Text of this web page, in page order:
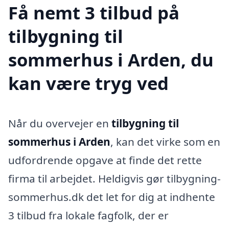
Få nemt 3 tilbud på
tilbygning til
sommerhus i Arden, du
kan være tryg ved
Når du overvejer en tilbygning til
sommerhus i Arden, kan det virke som en
udfordrende opgave at finde det rette
firma til arbejdet. Heldigvis gør tilbygning-
sommerhus.dk det let for dig at indhente
3 tilbud fra lokale fagfolk, der er